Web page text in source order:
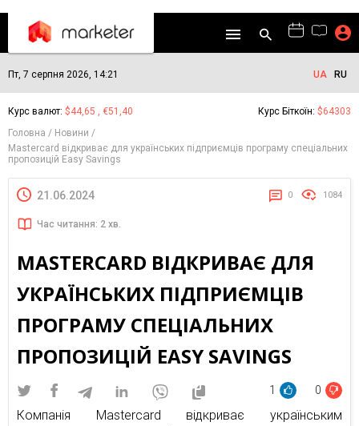
Пт, 7 серпня 2026, 14:21 UA RU
Курс валют: $44,65 , €51,40 Курс Біткоїн: $64303
Головна
Новини
Mastercard відкриває для українських підприємців програму спеціальних
пропозицій Easy Savings
21.06.2024 0 1084
Час читання: 2 хв.
MASTERCARD ВІДКРИВАЄ ДЛЯ
УКРАЇНСЬКИХ ПІДПРИЄМЦІВ
ПРОГРАМУ СПЕЦІАЛЬНИХ
ПРОПОЗИЦІЙ EASY SAVINGS
1 0
Компанія Mastercard відкриває українським